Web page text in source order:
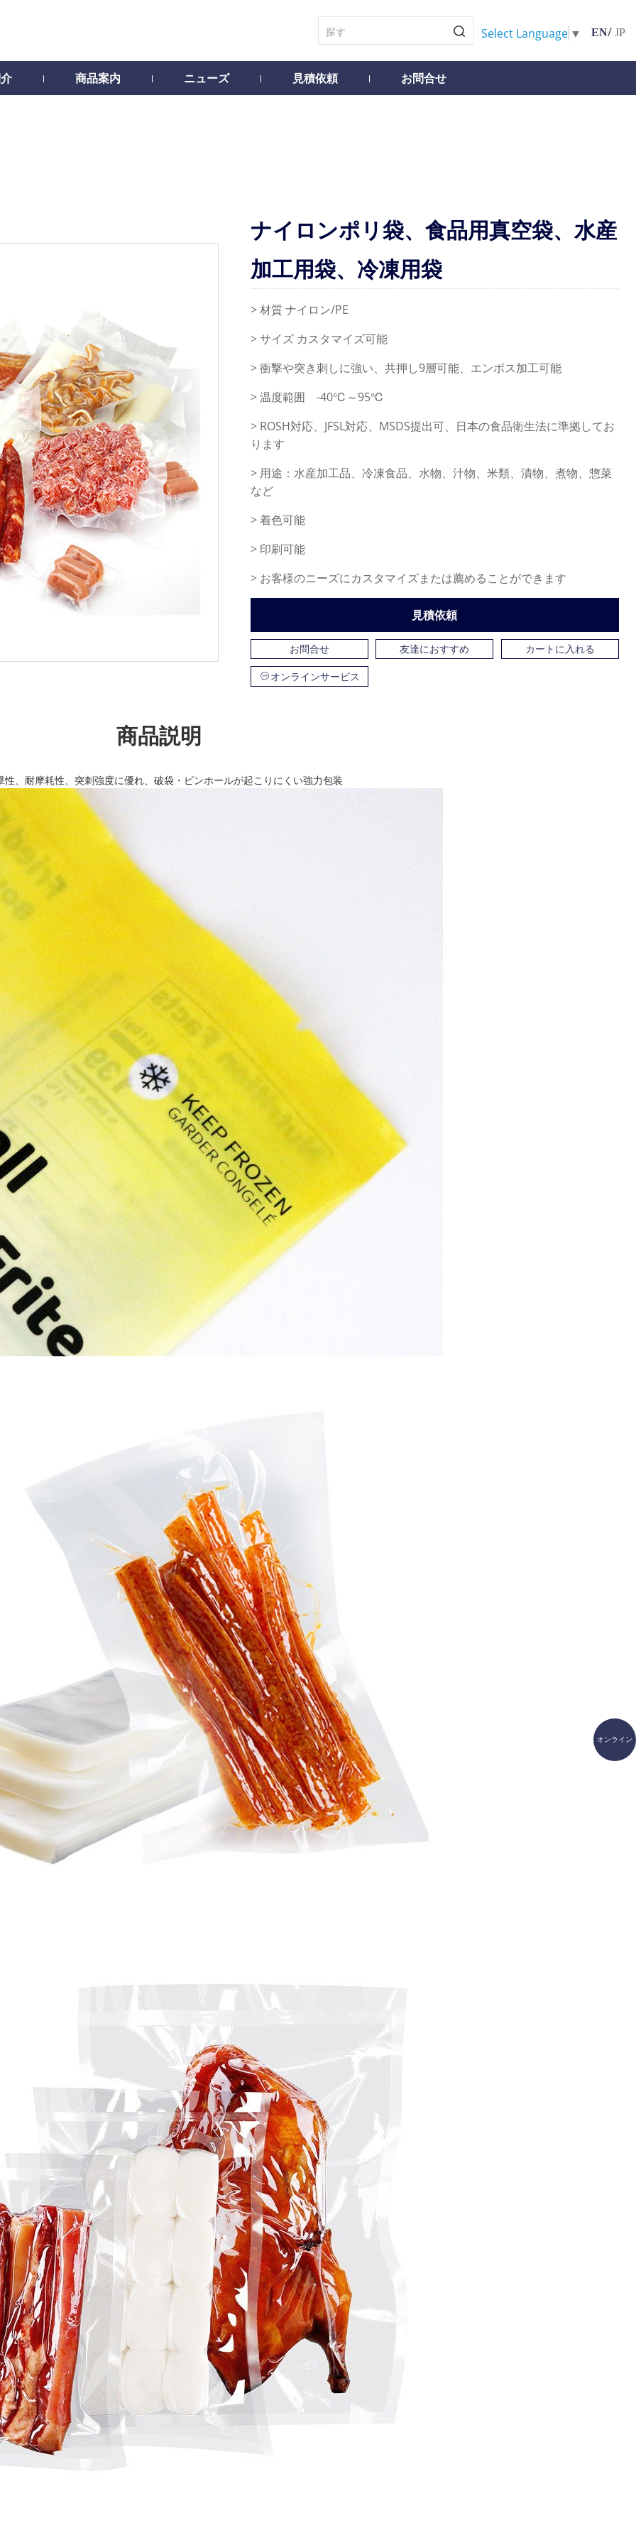
Select Language ▼ EN/ JP
商品案内 ニューズ 見積依頼 お問合せ
ナイロンポリ袋、食品用真空袋、水産
加工用袋、冷凍用袋
> 材質 ナイロン/PE
> サイズ カスタマイズ可能
> 衝撃や突き刺しに強い、共押し9層可能、エンボス加工可能
> 温度範囲 -40℃～95℃
> ROSH対応、JFSL対応、MSDS提出可、日本の食品衛生法に準拠してお
ります
> 用途：水産加工品、冷凍食品、水物、汁物、米類、漬物、煮物、惣菜
など
> 着色可能
> 印刷可能
> お客様のニーズにカスタマイズまたは薦めることができます
見積依頼
お問合せ 友達におすすめ カートに入れる
オンラインサービス
商品説明
性、耐摩耗性、突刺強度に優れ、破袋・ピンホールが起こりにくい強力包装
オンライン